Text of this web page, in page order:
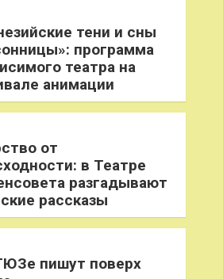
тени и сны
программа
театра на
анимации
от
в Театре
разгадывают
рассказы
пишут поверх